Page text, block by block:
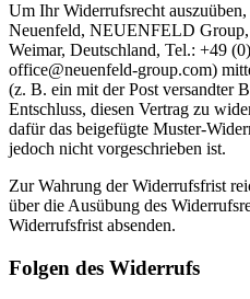
Um Ihr Widerrufsrecht
Neuenfeld, NEUENFELD
Weimar, Deutschland, Tel.: +49
office@neuenfeld-group.com)
(z. B. ein mit der Post versandter
Entschluss, diesen Vertrag zu
dafür das beigefügte Muster-
jedoch nicht vorgeschrieben ist.
Zur Wahrung der Widerrufsfrist
über die Ausübung des
Widerrufsfrist absenden.
Folgen des Widerrufs